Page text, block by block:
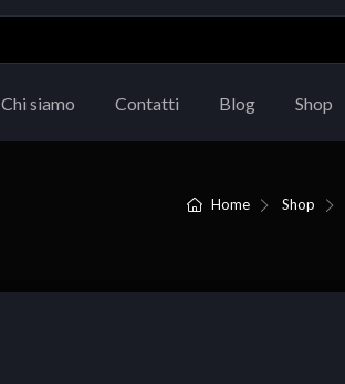
Chi siamo Contatti Blog Shop
Home Shop